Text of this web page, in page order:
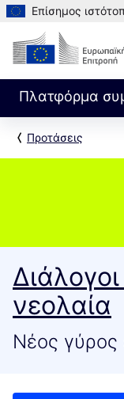
Επίσημος
Πλατφόρμα
Προτάσεις
νεολαία
Νέος